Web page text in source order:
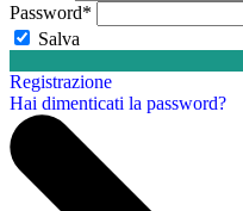
Password*
Salva
Registrazione
Hai dimenticati la password?